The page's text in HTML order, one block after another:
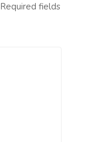
Required fields